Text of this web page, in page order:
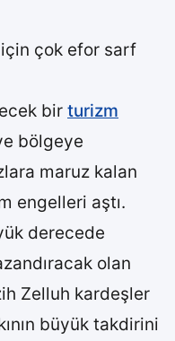
çok efor sarf
bir turizm
bölgeye
maruz kalan
engelleri aştı.
derecede
olan
Zelluh kardeşler
büyük takdirini